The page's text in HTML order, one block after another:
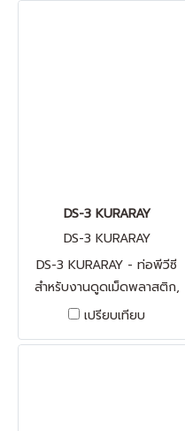
DS-3 KURARAY
DS-3 KURARAY
DS-3 KURARAY - ท่อพีวีซี
สำหรับงานดูดเม็ดพลาสติก,
ผง, แป้ง, ของเหลว, ฝุ่น
เปรียบเทียบ